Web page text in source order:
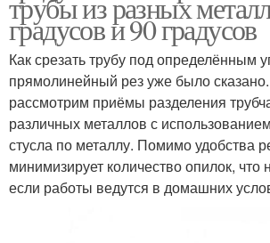
градусов и 90 градусов
Как срезать трубу под определённым
прямолинейный рез уже было
рассмотрим приёмы разделения
различных металлов с
стусла по металлу. Помимо удобства
минимизирует количество опилок,
если работы ведутся в домашних